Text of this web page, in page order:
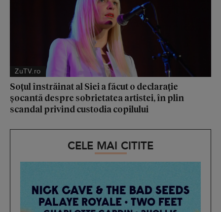
ZuTV.ro
Soțul înstrăinat al Siei a făcut o declarație
șocantă despre sobrietatea artistei, în plin
scandal privind custodia copilului
CELE MAI CITITE